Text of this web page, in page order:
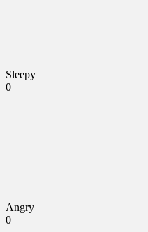
Sleepy
0
Angry
0